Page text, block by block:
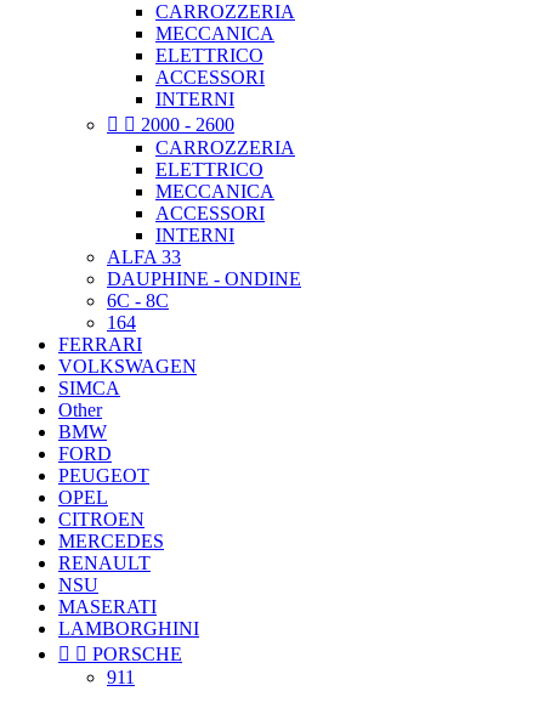
CARROZZERIA
MECCANICA
ELETTRICO
ACCESSORI
INTERNI
  2000 - 2600
CARROZZERIA
ELETTRICO
MECCANICA
ACCESSORI
INTERNI
ALFA 33
DAUPHINE - ONDINE
6C - 8C
164
FERRARI
VOLKSWAGEN
SIMCA
Other
BMW
FORD
PEUGEOT
OPEL
CITROEN
MERCEDES
RENAULT
NSU
MASERATI
LAMBORGHINI
  PORSCHE
911